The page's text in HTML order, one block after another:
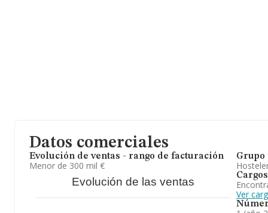
Datos comerciales
Evolución de ventas - rango de facturación
Menor de 300 mil €
Evolución de las ventas
Grupo
Cargos
Ver